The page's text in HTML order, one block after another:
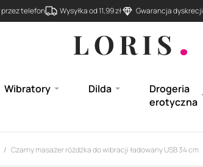
przez telefon Wysyłka od 11,99 zł Gwarancja dyskrecji
Wibratory Dilda
Drogeria
erotyczna
Czarny masażer różdżka do wibracji ładowany USB 34 cm